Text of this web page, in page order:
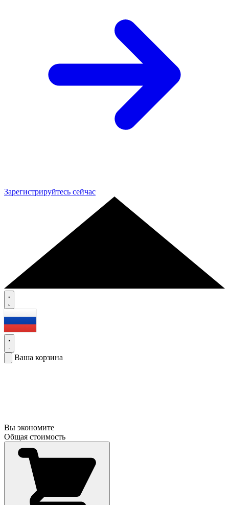
Зарегистрируйтесь сейчас
Ваша корзина
Вы экономите
Общая стоимость